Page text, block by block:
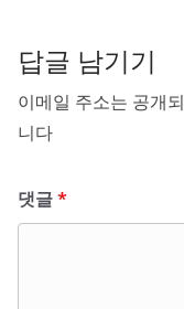
답글 남기기
이메일 주소는 공개
니다
댓글*